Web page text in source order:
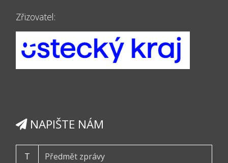
Zřizovatel:
NAPIŠTE NÁM
T